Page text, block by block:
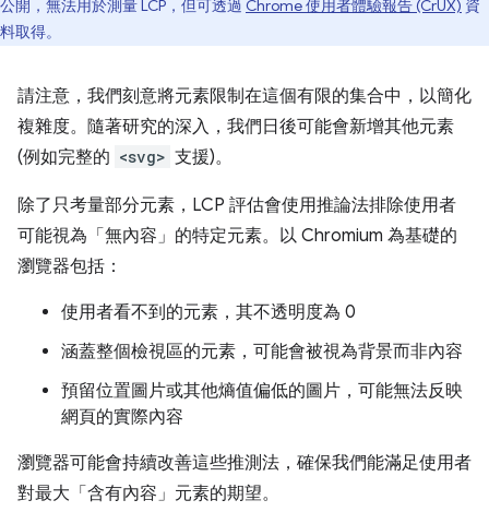
公開，無法用於測量 LCP，但可透過 Chrome 使用者體驗報告 (CrUX) 資
料取得。
請注意，我們刻意將元素限制在這個有限的集合中，以簡化
複雜度。隨著研究的深入，我們日後可能會新增其他元素
(例如完整的 <svg> 支援)。
除了只考量部分元素，LCP 評估會使用推論法排除使用者
可能視為「無內容」的特定元素。以 Chromium 為基礎的
瀏覽器包括：
使用者看不到的元素，其不透明度為 0
涵蓋整個檢視區的元素，可能會被視為背景而非內容
預留位置圖片或其他熵值偏低的圖片，可能無法反映
網頁的實際內容
瀏覽器可能會持續改善這些推測法，確保我們能滿足使用者
對最大「含有內容」 元素的期望。